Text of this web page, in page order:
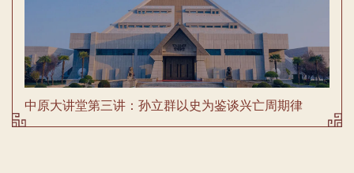
中原大讲堂第三讲：孙立群以史为鉴谈兴亡周期律